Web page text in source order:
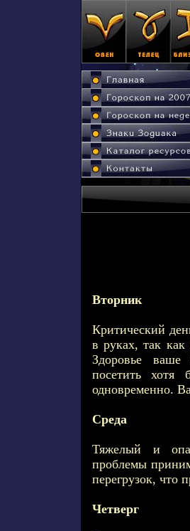
Вторник
Критический
в руках, так как
Здоровье ваше
посетить
одновременно.
Среда
Тяжелый и
проблемы
перегрузок, что
Четверг